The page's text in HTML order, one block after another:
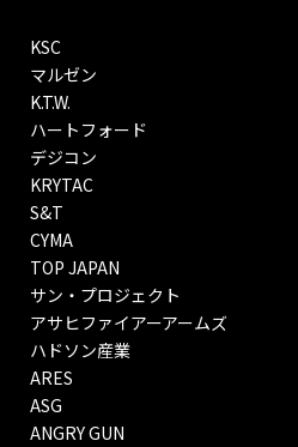
KSC
マルゼン
K.T.W.
ハートフォード
デジコン
KRYTAC
S&T
CYMA
TOP JAPAN
サン・プロジェクト
アサヒファイアーアームズ
ハドソン産業
ARES
ASG
ANGRY GUN